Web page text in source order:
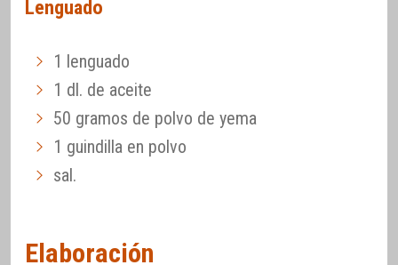
Lenguado
1 lenguado
1 dl. de aceite
50 gramos de polvo de yema
1 guindilla en polvo
sal.
Elaboración